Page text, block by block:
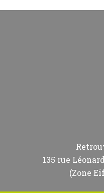
135 rue
(Zone